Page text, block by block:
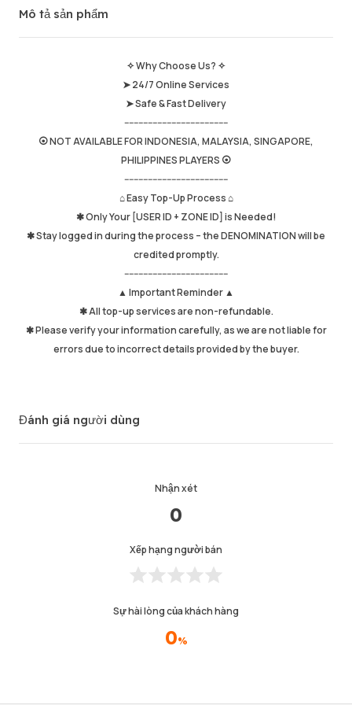
Tổng doanh thu
Thời gian giao hàng 0
Chất lượng dịch vụ
Tốc độ giao hàng 4.97
Thông tin Cửa hàng Leave message
Mô tả sản phẩm
✧ Why Choose Us? ✧
➤ 24/7 Online Services
➤ Safe & Fast Delivery
--------------------------------------------
⦿ NOT AVAILABLE FOR INDONESIA, MALAYSIA, SINGAPORE,
PHILIPPINES PLAYERS ⦿
--------------------------------------------
⌂ Easy Top-Up Process ⌂
✱ Only Your [USER ID + ZONE ID] is Needed!
✱ Stay logged in during the process – the DENOMINATION will be
credited promptly.
--------------------------------------------
▲ Important Reminder ▲
✱ All top-up services are non-refundable.
✱ Please verify your information carefully, as we are not liable for
errors due to incorrect details provided by the buyer.
Đánh giá người dùng
Nhận xét
0
Xếp hạng người bán
Sự hài lòng của khách hàng
0%